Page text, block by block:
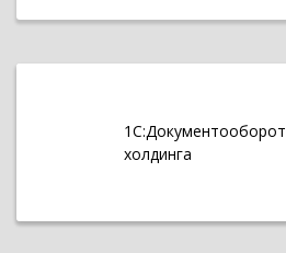
1С:Документооборот
холдинга